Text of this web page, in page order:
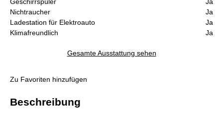
Geschirrspüler
Ja
Nichtraucher
Ja
Ladestation für Elektroauto
Ja
Klimafreundlich
Ja
Gesamte Ausstattung sehen
Zu Favoriten hinzufügen
Beschreibung